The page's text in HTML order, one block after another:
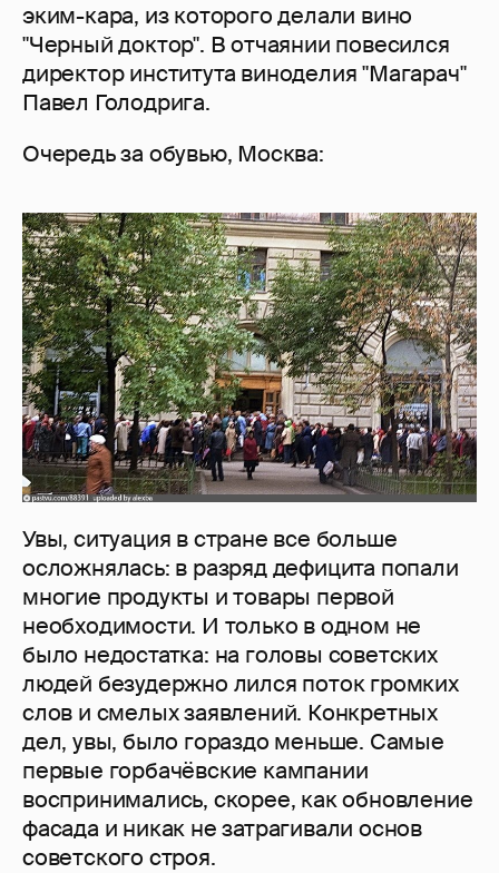
эким-кара, из которого делали вино
"Черный доктор". В отчаянии повесился
директор института виноделия "Магарач"
Павел Голодрига.
Очередь за обувью, Москва:
Увы, ситуация в стране все больше
осложнялась: в разряд дефицита попали
многие продукты и товары первой
необходимости. И только в одном не
было недостатка: на головы советских
людей безудержно лился поток громких
слов и смелых заявлений. Конкретных
дел, увы, было гораздо меньше. Самые
первые горбачёвские кампании
воспринимались, скорее, как обновление
фасада и никак не затрагивали основ
советского строя.